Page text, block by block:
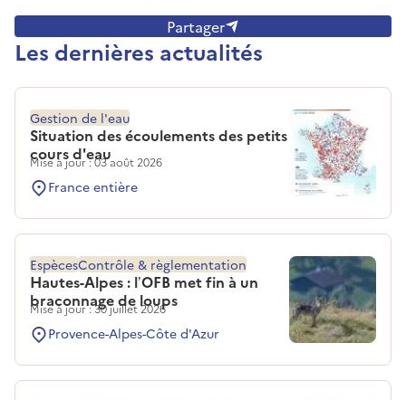
Partager
Les dernières actualités
Situation des écoulements des petits
cours d'eau
Gestion de l'eau
Mise à jour : 03 août 2026
France entière
Hautes-Alpes : l’OFB met fin à un
braconnage de loups
EspècesContrôle & règlementation
Mise à jour : 30 juillet 2026
Provence-Alpes-Côte d'Azur